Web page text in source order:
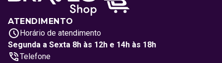
ATENDIMENTO
Horário de atendimento
Segunda a Sexta 8h às 12h e 14h às 18h
Telefone